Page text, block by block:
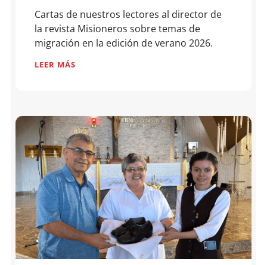
Cartas de nuestros lectores al director de
la revista Misioneros sobre temas de
migración en la edición de verano 2026.
LEER MÁS